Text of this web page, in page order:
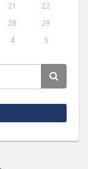
21
22
28
29
4 5